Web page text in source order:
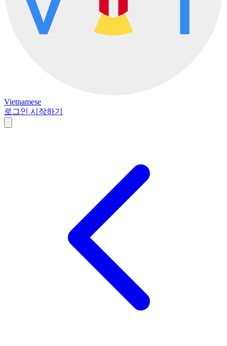
Vietnamese
로그인 시작하기